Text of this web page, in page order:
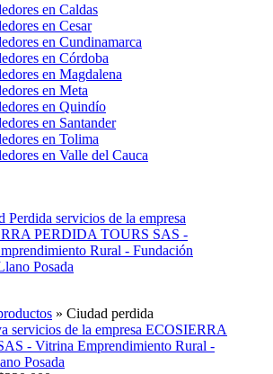
en Caldas
en Cesar
en Cundinamarca
en Córdoba
en Magdalena
en Meta
en Quindío
en Santander
en Tolima
en Valle del Cauca
» Ciudad perdida